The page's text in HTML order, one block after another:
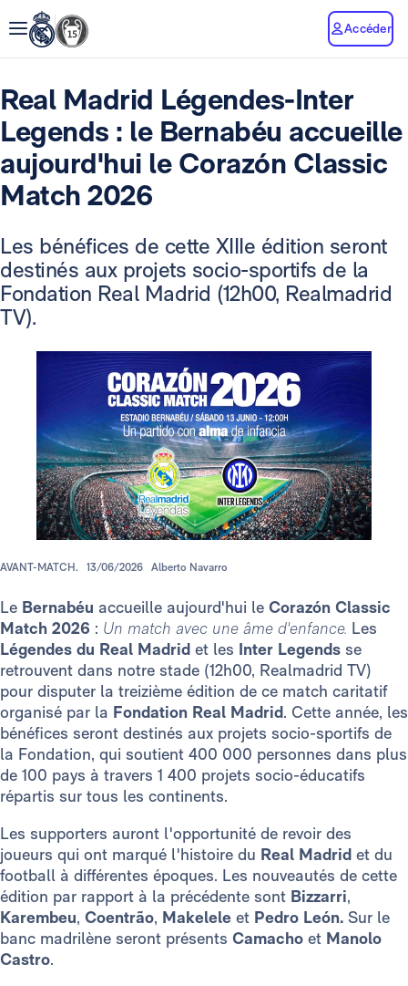
Accéder
Real Madrid Légendes-Inter
Legends : le Bernabéu accueille
aujourd'hui le Corazón Classic
Match 2026
Les bénéfices de cette XIIIe édition seront
destinés aux projets socio-sportifs de la
Fondation Real Madrid (12h00, Realmadrid
TV).
AVANT-MATCH. 13/06/2026 Alberto Navarro
Le Bernabéu accueille aujourd'hui le Corazón Classic
Match 2026 : Un match avec une âme d'enfance. Les
Légendes du Real Madrid et les Inter Legends se
retrouvent dans notre stade (12h00, Realmadrid TV)
pour disputer la treizième édition de ce match caritatif
organisé par la Fondation Real Madrid. Cette année, les
bénéfices seront destinés aux projets socio-sportifs de
la Fondation, qui soutient 400 000 personnes dans plus
de 100 pays à travers 1 400 projets socio-éducatifs
répartis sur tous les continents.
Les supporters auront l'opportunité de revoir des
joueurs qui ont marqué l'histoire du Real Madrid et du
football à différentes époques. Les nouveautés de cette
édition par rapport à la précédente sont Bizzarri,
Karembeu, Coentrão, Makelele et Pedro León. Sur le
banc madrilène seront présents Camacho et Manolo
Castro.